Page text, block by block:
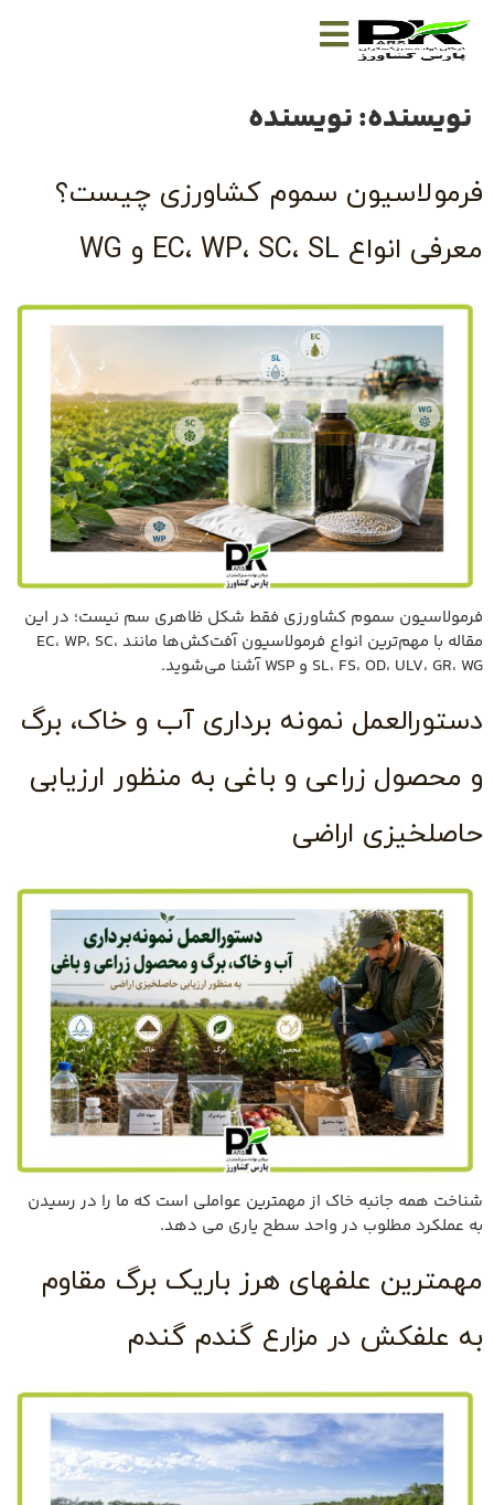
نویسنده:نویسنده
فرمولاسیون سموم کشاورزی چیست؟
معرفی انواع EC، WP، SC، SL و WG
فرمولاسیون سموم کشاورزی فقط شکل ظاهری سم نیست؛ در این
مقاله با مهم‌ترین انواع فرمولاسیون آفت‌کش‌ها مانند EC، WP، SC،
SL، FS، OD، ULV، GR، WG و WSP آشنا می‌شوید.
دستورالعمل نمونه برداری آب و خاک، برگ
و محصول زراعی و باغی به منظور ارزیابی
حاصلخیزی اراضی
شناخت همه جانبه خاك از مهمترين عواملي است كه ما را در رسيدن
به عملكرد مطلوب در واحد سطح ياري مي دهد.
مهمترین علفهای هرز باریک برگ مقاوم
به علفکش در مزارع گندم گندم